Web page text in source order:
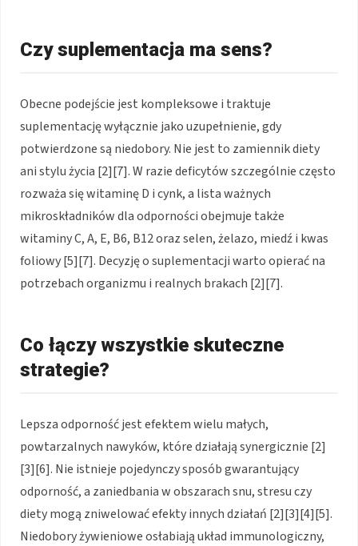
Czy suplementacja ma sens?
Obecne podejście jest kompleksowe i traktuje
suplementację wyłącznie jako uzupełnienie, gdy
potwierdzone są niedobory. Nie jest to zamiennik diety
ani stylu życia [2][7]. W razie deficytów szczególnie często
rozważa się witaminę D i cynk, a lista ważnych
mikroskładników dla odporności obejmuje także
witaminy C, A, E, B6, B12 oraz selen, żelazo, miedź i kwas
foliowy [5][7]. Decyzję o suplementacji warto opierać na
potrzebach organizmu i realnych brakach [2][7].
Co łączy wszystkie skuteczne
strategie?
Lepsza odporność jest efektem wielu małych,
powtarzalnych nawyków, które działają synergicznie [2]
[3][6]. Nie istnieje pojedynczy sposób gwarantujący
odporność, a zaniedbania w obszarach snu, stresu czy
diety mogą zniwelować efekty innych działań [2][3][4][5].
Niedobory żywieniowe osłabiają układ immunologiczny,